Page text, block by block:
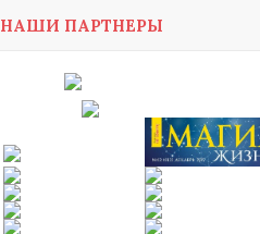
НАШИ ПАРТНЕРЫ